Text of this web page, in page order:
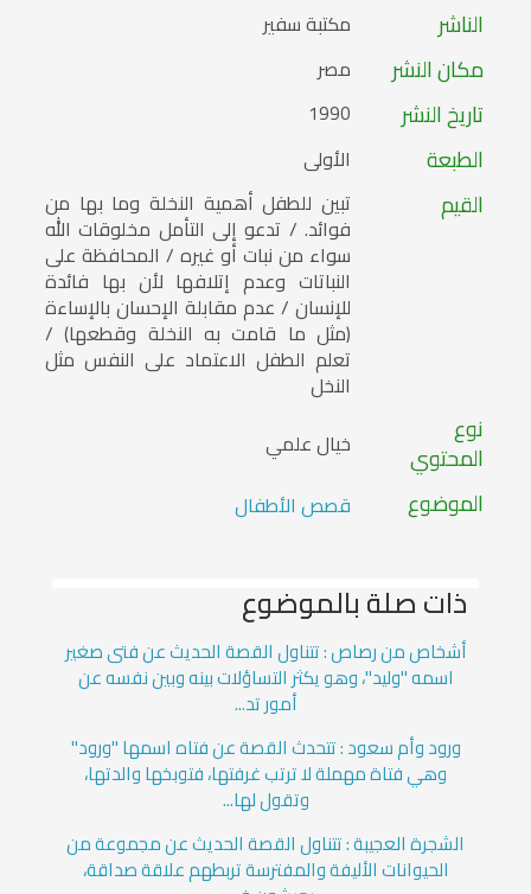
الناشر مكتبة سفير
مكان النشر مصر
تاريخ النشر 1990
الطبعة الأولى
القيم تبين للطفل أهمية النخلة وما بها من
فوائد. / تدعو إلى التأمل مخلوقات الله
سواء من نبات أو غيره / المحافظة على
النباتات وعدم إتلافها لأن بها فائدة
للإنسان / عدم مقابلة الإحسان بالإساءة
(مثل ما قامت به النخلة وقطعها) /
تعلم الطفل الاعتماد على النفس مثل
النخل
نوع
المحتوي خيال علمي
الموضوع قصص الأطفال
ذات صلة بالموضوع
أشخاص من رصاص : تتناول القصة الحديث عن فتى صغير
اسمه "وليد"، وهو يكثر التساؤلات بينه وبين نفسه عن
أمور تد...
ورود وأم سعود : تتحدث القصة عن فتاه اسمها "ورود"
وهي فتاة مهملة لا ترتب غرفتها، فتوبخها والدتها،
وتقول لها...
الشجرة العجيبة : تتناول القصة الحديث عن مجموعة من
الحيوانات الأليفة والمفترسة تربطهم علاقة صداقة،